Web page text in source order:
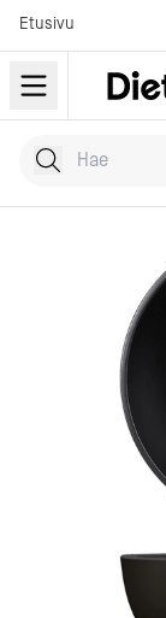
Etusivu
Hae tuotteita
Kirjoita